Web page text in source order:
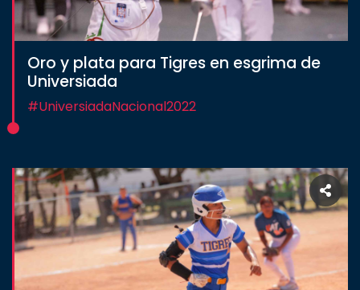
Oro y plata para Tigres en esgrima de
Universiada
#UniversiadaNacional2022